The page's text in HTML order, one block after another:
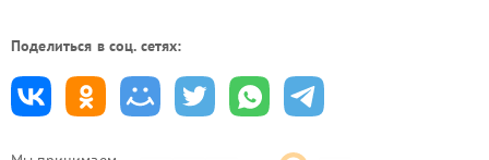
Поделиться в соц. сетях: